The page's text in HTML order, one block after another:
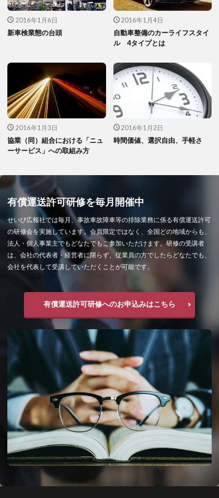
2016年1月6日
新車検業態の台頭
2016年1月4日
自動車整備のカーライフスタイ
ル 4タイプとは
2016年1月3日
協業（同）組合における「ニュ
ーサービス」への取組み方
2016年1月2日
時間価値、選択自由、手軽さ
有償運送許可研修を毎月開催中
せいび広報社では毎月、事故車故障車等の排除業務に係る有償運送許可
の研修会を実施しています。会員限定ではなく、全国どの地域からも、
法人・個人事業主でもどなたでもご参加いただけます。研修の受講者
は、会社の代表者・経営者に限らず、従業員の方でしたらどなたでも、
会社を代表して受講していただくことが可能です。
有償運送許可研修へのお申込みはこちら